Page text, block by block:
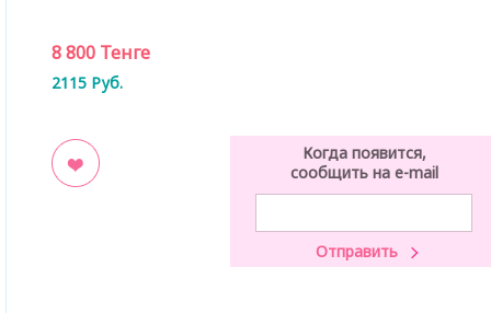
8 800 Тенге
2115 Руб.
Когда появится,
сообщить на e-mail